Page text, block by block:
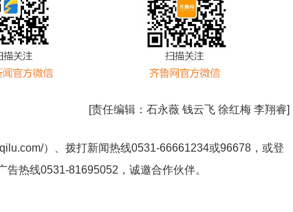
[责任编辑： 石永薇 钱云飞 徐红梅 李翔睿]
）、拨打新闻热线0531-66661234或96678，或登
告热线0531-81695052 ，诚邀合作伙伴。